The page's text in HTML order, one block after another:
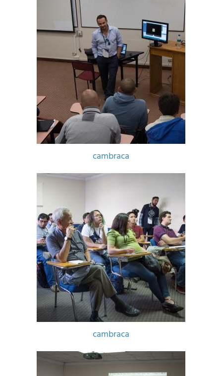
cambraca
cambraca